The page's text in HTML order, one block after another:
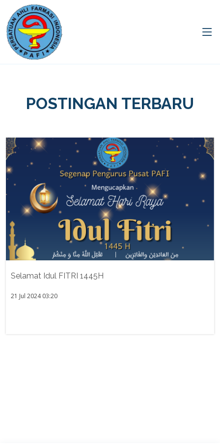
POSTINGAN TERBARU
Selamat Idul FITRI 1445H
21 Jul 2024 03:20